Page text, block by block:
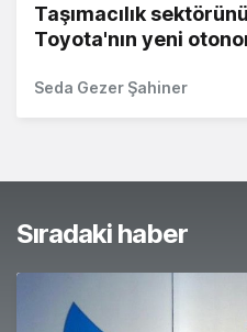
Taşımacılık
Toyota'nın yeni
Seda Gezer Şahiner
Sıradaki haber